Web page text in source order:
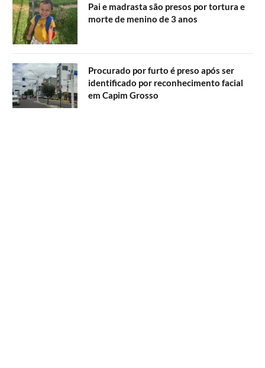
Pai e madrasta são presos por tortura e
morte de menino de 3 anos
Procurado por furto é preso após ser
identificado por reconhecimento facial
em Capim Grosso